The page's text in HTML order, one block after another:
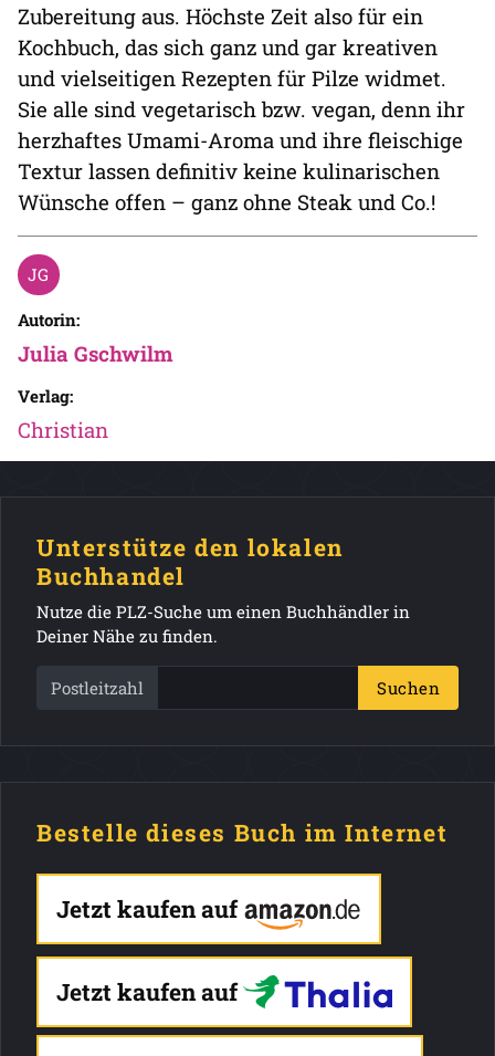
Zubereitung aus. Höchste Zeit also für ein
Kochbuch, das sich ganz und gar kreativen
und vielseitigen Rezepten für Pilze widmet.
Sie alle sind vegetarisch bzw. vegan, denn ihr
herzhaftes Umami-Aroma und ihre fleischige
Textur lassen definitiv keine kulinarischen
Wünsche offen – ganz ohne Steak und Co.!
Autorin:
Julia Gschwilm
Verlag:
Christian
Unterstütze den lokalen
Buchhandel
Nutze die PLZ-Suche um einen Buchhändler in
Deiner Nähe zu finden.
Postleitzahl Suchen
Bestelle dieses Buch im Internet
Jetzt kaufen auf
Jetzt kaufen auf